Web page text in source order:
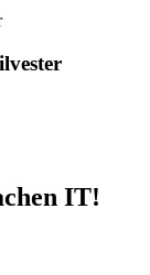
IT!